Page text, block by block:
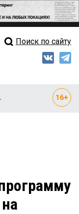
выпуск
Поиск по сайту